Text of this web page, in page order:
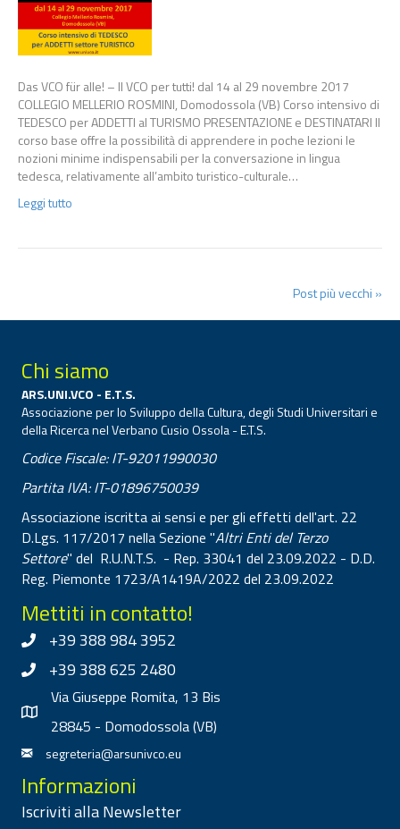
Das VCO für alle! – Il VCO per tutti! dal 14 al 29 novembre 2017
COLLEGIO MELLERIO ROSMINI, Domodossola (VB) Corso intensivo di
TEDESCO per ADDETTI al TURISMO PRESENTAZIONE e DESTINATARI Il
corso base offre la possibilità di apprendere in poche lezioni le
nozioni minime indispensabili per la conversazione in lingua
tedesca, relativamente all’ambito turistico-culturale…
Leggi tutto
Post più vecchi »
Chi siamo
ARS.UNI.VCO - E.T.S.
Associazione per lo Sviluppo della Cultura, degli Studi Universitari e
della Ricerca nel Verbano Cusio Ossola - E.T.S.
Codice Fiscale: IT-92011990030
Partita IVA: IT-01896750039
Associazione iscritta ai sensi e per gli effetti dell'art. 22
D.Lgs. 117/2017 nella Sezione "Altri Enti del Terzo
Settore" del R.U.N.T.S. - Rep. 33041 del 23.09.2022 - D.D.
Reg. Piemonte 1723/A1419A/2022 del 23.09.2022
Mettiti in contatto!
+39 388 984 3952
+39 388 625 2480
Via Giuseppe Romita, 13 Bis
28845 - Domodossola (VB)
segreteria@arsunivco.eu
Informazioni
Iscriviti alla Newsletter